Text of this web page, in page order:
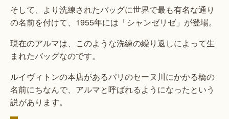
そして、より洗練されたバッグに世界で最も有名な通り
の名前を付けて、1955年には「シャンゼリゼ」が登場。
現在のアルマは、このような洗練の繰り返しによって生
まれたバッグなのです。
ルイヴィトンの本店があるパリのセーヌ川にかかる橋の
名前にちなんで、アルマと呼ばれるようになったという
説があります。